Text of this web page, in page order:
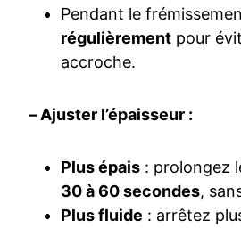
Pendant le
régulièrement pour
accroche.
– Ajuster l’épaisseur :
Plus épais : prolongez
30 à 60 secondes,
Plus fluide : arrêtez